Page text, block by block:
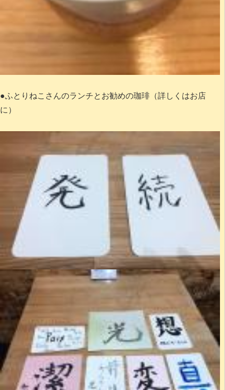
●ふとりねこさんのランチとお勧めの珈琲（詳しくはお店
に）